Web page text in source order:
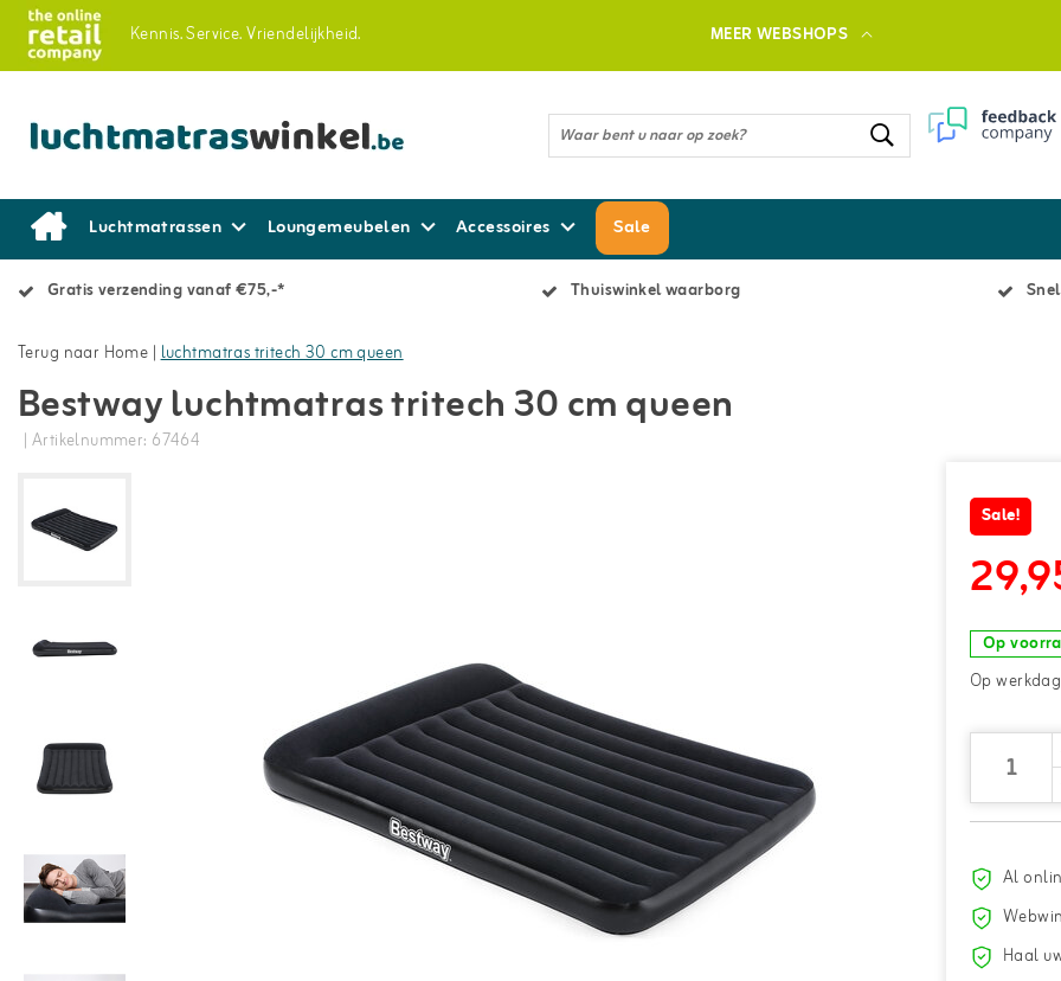
Kennis.Service.Vriendelijkheid. MEER WEBSHOPS
Luchtmatrassen Loungemeubelen Accessoires Sale
Gratis verzending vanaf €75,-* Thuiswinkel waarborg
Terug naar Home |luchtmatras tritech 30 cm queen
Bestway luchtmatras tritech 30 cm queen
| Artikelnummer: 67464
Sale!
Op
Op
Al
Haal